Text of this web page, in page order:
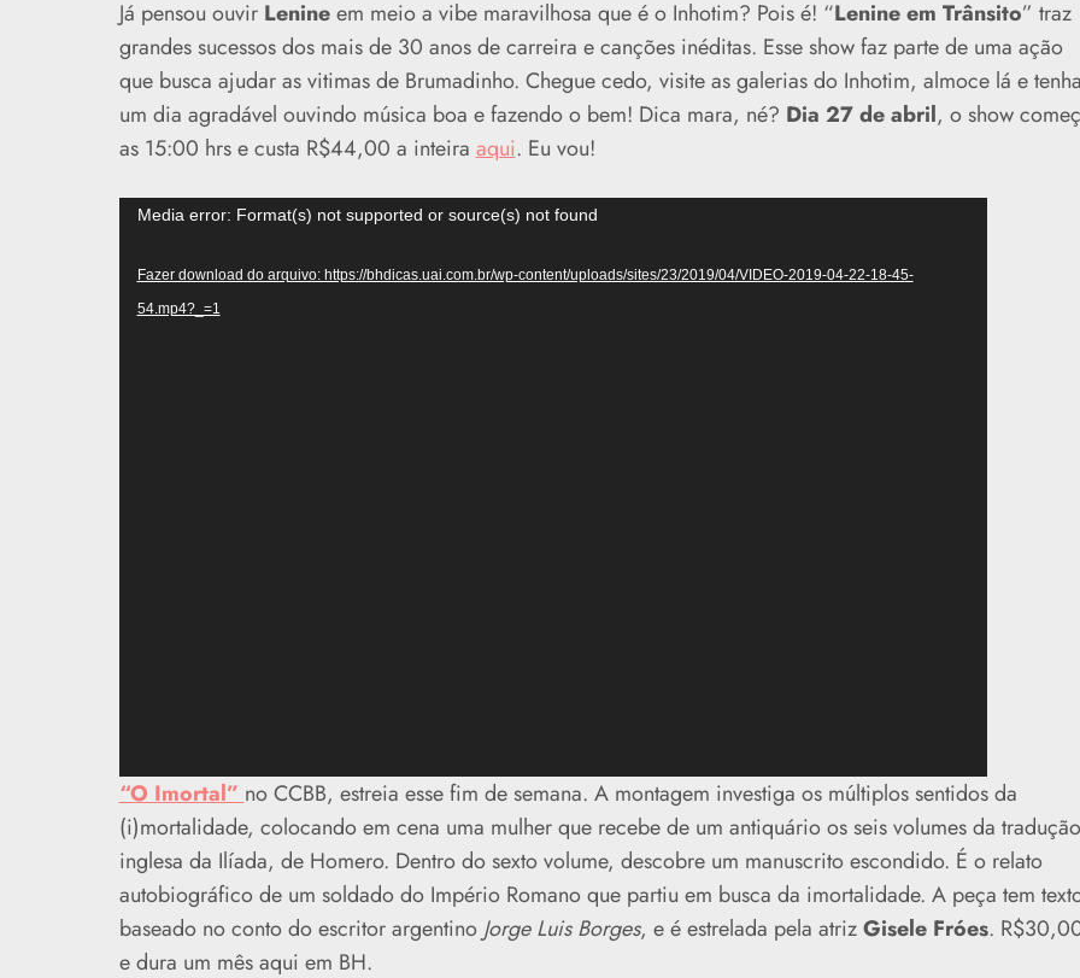
Já pensou ouvir Lenineem meio a vibe maravilhosa que é o Inhotim? Pois é! “Lenine em Trânsito” traz
grandes sucessos dos mais de 30 anos de carreira e canções inéditas. Esse show faz parte de uma ação
que busca ajudar as vitimas de Brumadinho. Chegue cedo, visite as galerias do Inhotim, almoce lá e tenha
um dia agradável ouvindo música boa e fazendo o bem! Dica mara, né? Dia 27 de abril, o show
as 15:00 hrs e custa R$44,00 a inteira aqui. Eu vou!
Tocador
vídeo
Media error: Format(s) not supported or source(s) not found
Fazer download do arquivo: https://bhdicas.uai.com.br/wp-content/uploads/sites/23/2019/04/VIDEO-2019-04-22-18-45-
54.mp4?_=1
“O Imortal” no CCBB, estreia esse fim de semana. A montagem investiga os múltiplos sentidos da
(i)mortalidade, colocando em cena uma mulher que recebe de um antiquário os seis volumes da tradução
inglesa da Ilíada, de Homero. Dentro do sexto volume, descobre um manuscrito escondido. É o relato
autobiográfico de um soldado do Império Romano que partiu em busca da imortalidade. A peça tem
baseado no conto do escritor argentino Jorge Luis Borges, e é estrelada pela atrizGisele Fróes.
e dura um mês aqui em BH.